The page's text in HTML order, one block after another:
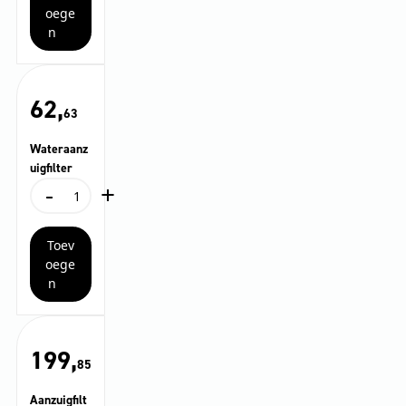
-
lage
oege
n
62,63
Wateraanz
uigfilter
-
Wateraanzuigfilter
+
Toev
oege
n
199,85
Aanzuigfilt